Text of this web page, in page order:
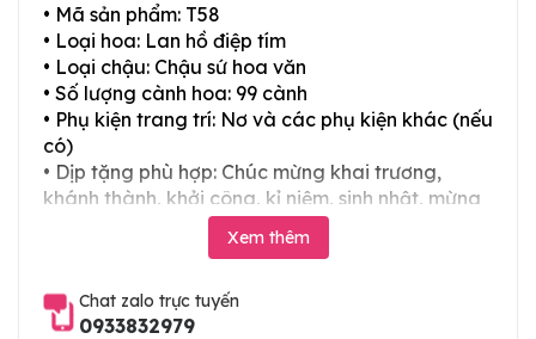
• Mã sản phẩm: T58
• Loại hoa: Lan hồ điệp tím
• Loại chậu: Chậu sứ hoa văn
• Số lượng cành hoa: 99 cành
• Phụ kiện trang trí: Nơ và các phụ kiện khác (nếu
có)
• Dịp tặng phù hợp: Chúc mừng khai trương,
khánh thành, khởi công, kỉ niệm, sinh nhật, mừng
thọ, mừng cưới, tân gia và các ngày lễ tết trong
Xem thêm
Chat zalo trực tuyến
0933832979